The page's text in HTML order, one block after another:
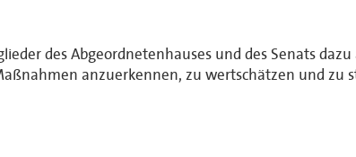
des Abgeordnetenhauses und des Senats
anzuerkennen, zu wertschätzen und zu